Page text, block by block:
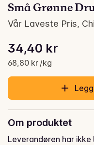
Små Grønne
Vår Laveste Pris,
Gjeldende pris er: 34,40
34,40 kr
68,80 kr /kg
Stykkpris: 68,80 kr /kg
Om produktet
Leverandøren har